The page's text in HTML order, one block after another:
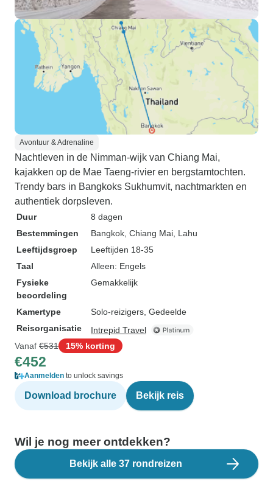
Avontuur & Adrenaline
Nachtleven in de Nimman-wijk van Chiang Mai,
kajakken op de Mae Taeng-rivier en bergstamtochten.
Trendy bars in Bangkoks Sukhumvit, nachtmarkten en
authentiek dorpsleven.
Duur
8 dagen
Bestemmingen
Bangkok , Chiang Mai , Lahu
Leeftijdsgroep
Leeftijden 18-35
Taal
Alleen: Engels
Fysieke
beoordeling
Gemakkelijk
Kamertype
Solo-reizigers, Gedeelde
Reisorganisatie
Intrepid Travel
Vanaf €531 15% korting
€452
Aanmelden to unlock savings
Download brochure Bekijk reis
Wil je nog meer ontdekken?
Bekijk alle 37 rondreizen